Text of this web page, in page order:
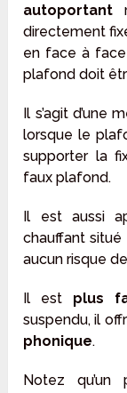
autoportant
directement
en face à
plafond doit
Il s’agit d’une
lorsque le
supporter la
faux plafond.
Il est aussi
chauffant situé
aucun risque
Il est plus
suspendu, il
phonique.
Notez